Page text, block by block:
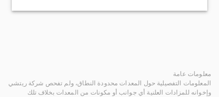
معلومات عامة
المعلومات التفصيلية حول المعدات محدودة النطاق، ولم تفحص شركة ريتشي
وإخوانه للمزادات العلنية أي جوانب أو مكونات من المعدات بخلاف تلك